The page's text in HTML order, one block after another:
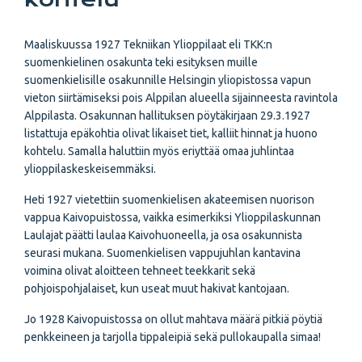
Maaliskuussa 1927 Tekniikan Ylioppilaat eli TKK:n
suomenkielinen osakunta teki esityksen muille
suomenkielisille osakunnille Helsingin yliopistossa vapun
vieton siirtämiseksi pois Alppilan alueella sijainneesta ravintola
Alppilasta. Osakunnan hallituksen pöytäkirjaan 29.3.1927
listattuja epäkohtia olivat likaiset tiet, kalliit hinnat ja huono
kohtelu. Samalla haluttiin myös eriyttää omaa juhlintaa
ylioppilas­keskeisemmäksi.
Heti 1927 vietettiin suomenkielisen akateemisen nuorison
vappua Kaivopuistossa, vaikka esimerkiksi Ylioppilaskunnan
Laulajat päätti laulaa Kaivohuoneella, ja osa osakunnista
seurasi mukana. Suomenkielisen vappujuhlan kantavina
voimina olivat aloitteen tehneet teekkarit sekä
pohjoispohjalaiset, kun useat muut hakivat kantojaan.
Jo 1928 Kaivopuistossa on ollut mahtava määrä pitkiä pöytiä
penkkeineen ja tarjolla tippaleipiä sekä pullokaupalla simaa!